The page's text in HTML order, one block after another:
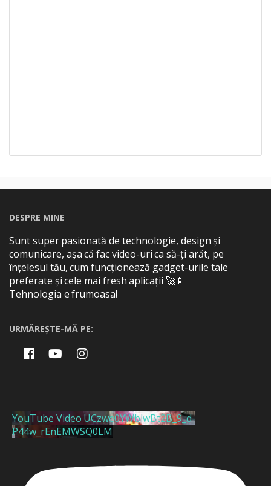
DESPRE MINE
Sunt super pasionată de technologie, design și
comunicare, așa că fac video-uri ca să-ți arăt, pe
înțelesul tău, cum funcționează gadget-urile tale
preferate și cele mai fresh aplicații 🚀📱
Tehnologia e frumoasa!
URMĂREȘTE-MĂ PE:
YouTube Video UCzwe0YWblwBt2B_9_d-
P44w_rEnEMWSQ0LM